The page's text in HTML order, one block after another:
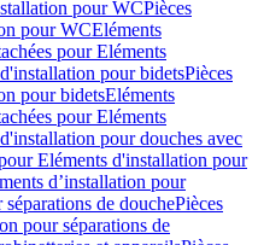
pour WCPièces
pour WCEléments
pour Eléments
pour bidetsPièces
pour bidetsEléments
pour Eléments
pour douches avec
Eléments d'installation pour
d’installation pour
de douchePièces
pour séparations de